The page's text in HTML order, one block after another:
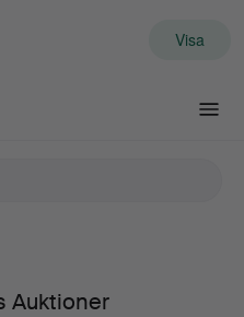
Visa
Auktioner